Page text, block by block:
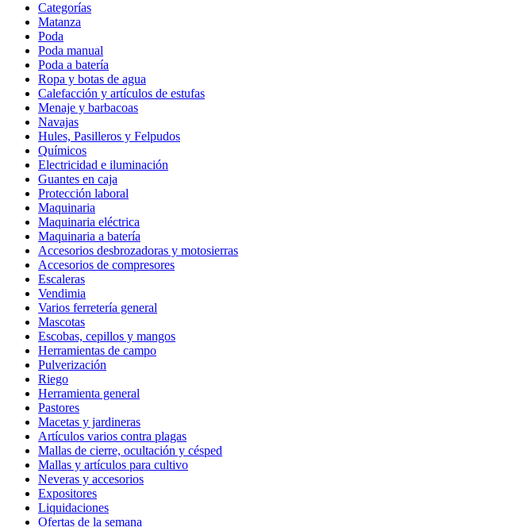
Categorías
Matanza
Poda
Poda manual
Poda a batería
Ropa y botas de agua
Calefacción y artículos de estufas
Menaje y barbacoas
Navajas
Hules, Pasilleros y Felpudos
Químicos
Electricidad e iluminación
Guantes en caja
Protección laboral
Maquinaria
Maquinaria eléctrica
Maquinaria a batería
Accesorios desbrozadoras y motosierras
Accesorios de compresores
Escaleras
Vendimia
Varios ferretería general
Mascotas
Escobas, cepillos y mangos
Herramientas de campo
Pulverización
Riego
Herramienta general
Pastores
Macetas y jardineras
Artículos varios contra plagas
Mallas de cierre, ocultación y césped
Mallas y artículos para cultivo
Neveras y accesorios
Expositores
Liquidaciones
Ofertas de la semana